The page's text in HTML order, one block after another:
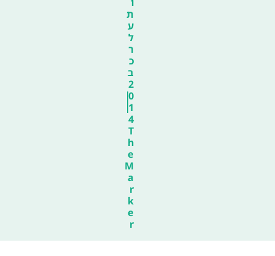
ת
ע
ל
ר
כ
ב
2
0
1
4
T
h
e
M
a
r
k
e
r